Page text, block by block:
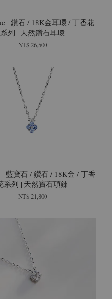
| 鑽石 / 18K金耳環 / 丁香花
系列 | 天然鑽石耳環
NT$ 26,500
| 藍寶石 / 鑽石 / 18K金 / 丁香
系列 | 天然寶石項鍊
NT$ 21,800